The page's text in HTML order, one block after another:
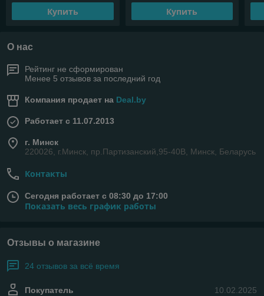
Купить Купить
О нас
Рейтинг не сформирован
Менее 5 отзывов за последний год
Компания продает на Deal.by
Работает с 11.07.2013
г. Минск
220026, г.Минск, пр.Партизанский,95-40В, Минск, Беларусь
Контакты
Сегодня работает с 08:30 до 17:00
Показать весь график работы
Отзывы о магазине
24 отзывов за всё время
10.02.2025
Покупатель